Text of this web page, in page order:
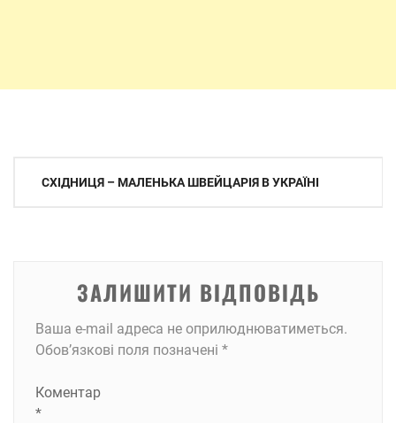
Навігація
СХІДНИЦЯ – МАЛЕНЬКА ШВЕЙЦАРІЯ В УКРАЇНІ
ЗАЛИШИТИ ВІДПОВІДЬ
Ваша e-mail адреса не оприлюднюватиметься.
Обов’язкові поля позначені *
Коментар
*